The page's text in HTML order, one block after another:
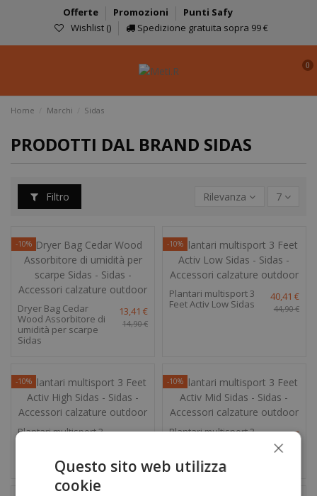
Offerte Promozioni
Punti Safy
Wishlist () Spedizione gratuita sopra 99 €
0
Home Marchi Sidas
PRODOTTI DAL BRAND SIDAS
Filtro Rilevanza 7
-10%
Dryer Bag Cedar
Wood Assorbitore di
umidità per scarpe
Sidas
13,41 €
14,90 €
-10%
Plantari multisport 3
Feet Activ Low Sidas
40,41 €
44,90 €
-10%
Plantari multisport 3
40,41 €
-10%
Plantari multisport 3
40,41 €
44,90 €
×
Questo sito web utilizza
cookie